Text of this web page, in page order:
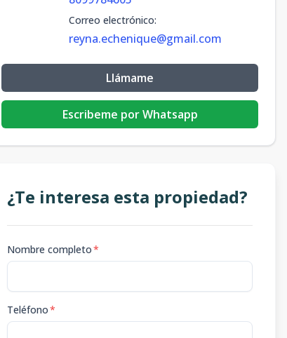
Correo electrónico:
reyna.echenique@gmail.com
Llámame
Escribeme por Whatsapp
¿Te interesa esta propiedad?
Nombre completo*
Teléfono*